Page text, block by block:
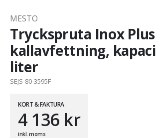
MESTO
Tryckspruta Inox
kallavfettning,
liter
SEJS-80-3595F
KORT & FAKTURA
4 136 kr
inkl. moms